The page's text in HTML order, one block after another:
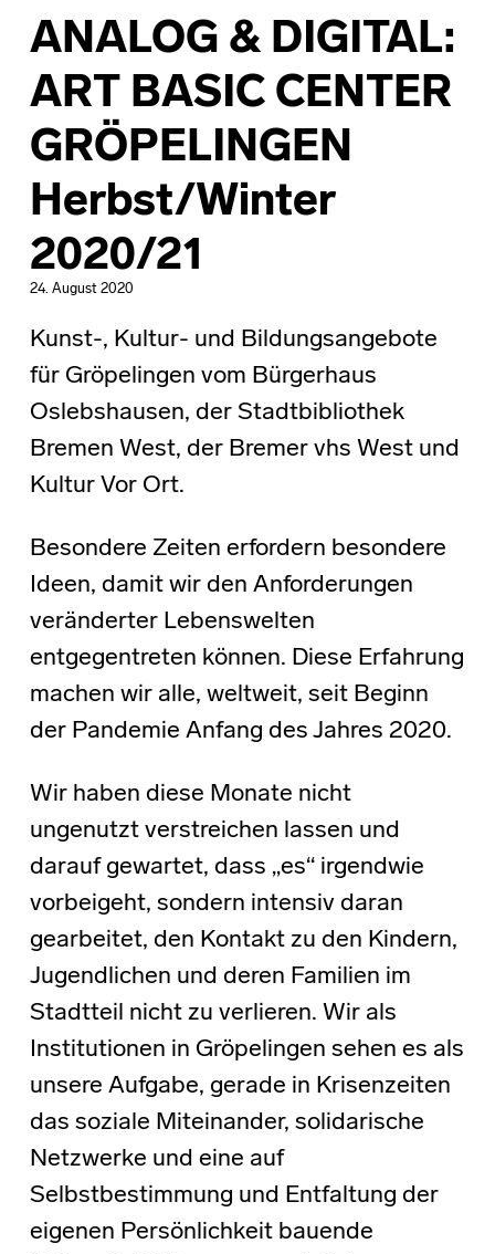
ANALOG & DIGITAL:
ART BASIC CENTER
GRÖPELINGEN
Herbst/Winter
2020/21
24. August 2020
Kunst-, Kultur- und Bildungsangebote
für Gröpelingen vom Bürgerhaus
Oslebshausen, der Stadtbibliothek
Bremen West, der Bremer vhs West und
Kultur Vor Ort.
Besondere Zeiten erfordern besondere
Ideen, damit wir den Anforderungen
veränderter Lebenswelten
entgegentreten können. Diese Erfahrung
machen wir alle, weltweit, seit Beginn
der Pandemie Anfang des Jahres 2020.
Wir haben diese Monate nicht
ungenutzt verstreichen lassen und
darauf gewartet, dass „es“ irgendwie
vorbeigeht, sondern intensiv daran
gearbeitet, den Kontakt zu den Kindern,
Jugendlichen und deren Familien im
Stadtteil nicht zu verlieren. Wir als
Institutionen in Gröpelingen sehen es als
unsere Aufgabe, gerade in Krisenzeiten
das soziale Miteinander, solidarische
Netzwerke und eine auf
Selbstbestimmung und Entfaltung der
eigenen Persönlichkeit bauende